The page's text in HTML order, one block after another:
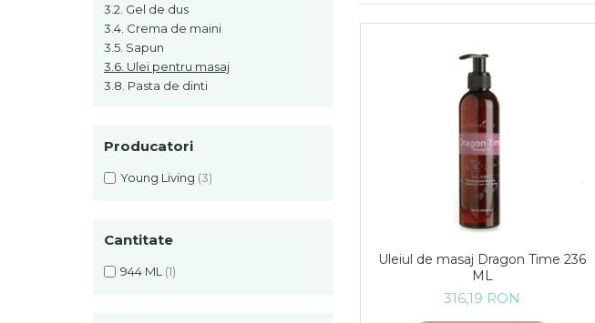
3.2. Gel de dus
3.4. Crema de maini
3.5. Sapun
3.6. Ulei pentru masaj
3.8. Pasta de dinti
Producatori
Young Living (3)
Cantitate
944 ML (1)
Uleiul de masaj Dragon Time 236
ML
316,19 RON